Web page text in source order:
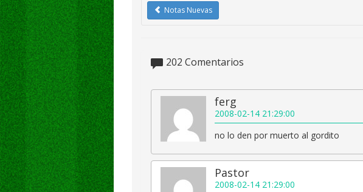
Notas Nuevas
202 Comentarios
ferg
2008-02-14 21:29:00
no lo den por muerto al gordito
Pastor
2008-02-14 21:29:00